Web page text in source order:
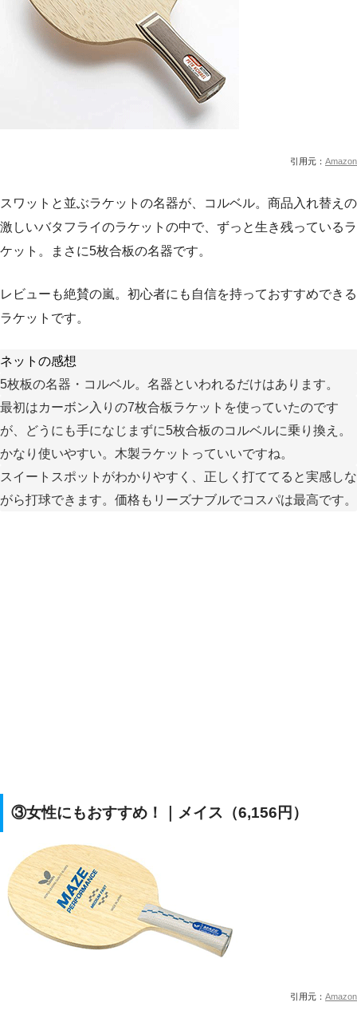
引用元： Amazon
スワットと並ぶラケットの名器が、コルベル。商品入れ替えの
激しいバタフライのラケットの中で、ずっと生き残っているラ
ケット。まさに5枚合板の名器です。
レビューも絶賛の嵐。初心者にも自信を持っておすすめできる
ラケットです。
ネットの感想
5枚板の名器・コルベル。名器といわれるだけはあります。
最初はカーボン入りの7枚合板ラケットを使っていたのです
が、どうにも手になじまずに5枚合板のコルベルに乗り換え。
かなり使いやすい。木製ラケットっていいですね。
スイートスポットがわかりやすく、正しく打ててると実感しな
がら打球できます。価格もリーズナブルでコスパは最高です。
③女性にもおすすめ！｜メイス（6,156円）
引用元： Amazon